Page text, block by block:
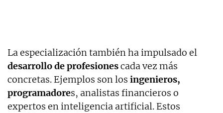
La especialización también ha impulsado el
desarrollo de profesionescada vez más
concretas. Ejemplos son los ingenieros,
programadores, analistas financieros o
expertos en inteligencia artificial. Estos